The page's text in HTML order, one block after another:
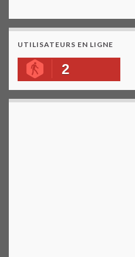
UTILISATEURS EN LIGNE
2